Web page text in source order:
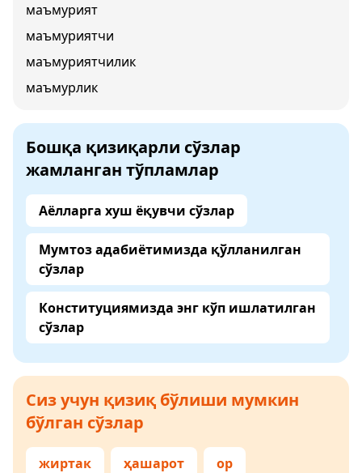
маъмурият
маъмуриятчи
маъмуриятчилик
маъмурлик
Бошқа қизиқарли сўзлар
жамланган тўпламлар
Аёлларга хуш ёқувчи сўзлар
Мумтоз адабиётимизда қўлланилган
сўзлар
Конституциямизда энг кўп ишлатилган
сўзлар
Сиз учун қизиқ бўлиши мумкин
бўлган сўзлар
жиртак ҳашарот ор